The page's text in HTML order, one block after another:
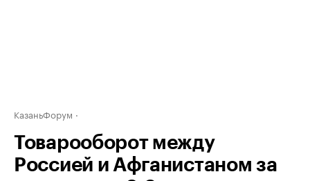
КазаньФорум
Товарооборот между
Россией и Афганистаном за